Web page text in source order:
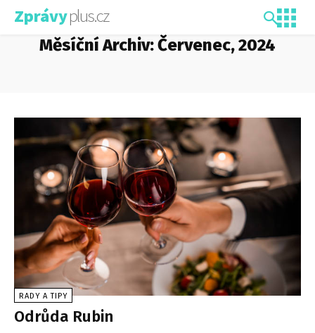
Zprávyplus.cz
Měsíční Archiv: Červenec, 2024
RADY A TIPY
Odrůda Rubin